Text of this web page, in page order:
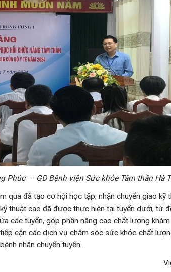
Phúc – GĐ Bệnh viện Sức khỏe Tâm thần Hà
qua đã tạo cơ hội học tập, nhận chuyển giao kỹ
thuật cao đã được thực hiện tại tuyến dưới, từ
các tuyến, góp phần nâng cao chất lượng
cận các dịch vụ chăm sóc sức khỏe chất
nhân chuyển tuyến.